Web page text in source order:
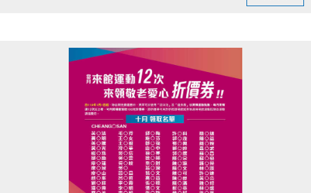
單項營｜羽球、桌球、籃球、壁球、匹克球、游泳項
即日起～114/11/30(日)前報名任一梯 88 折
114/12/1(一)～12/31(三) 報名任一梯 9 折
【加碼優惠】